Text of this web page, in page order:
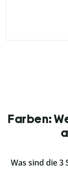
Farben:
Was sind die 3